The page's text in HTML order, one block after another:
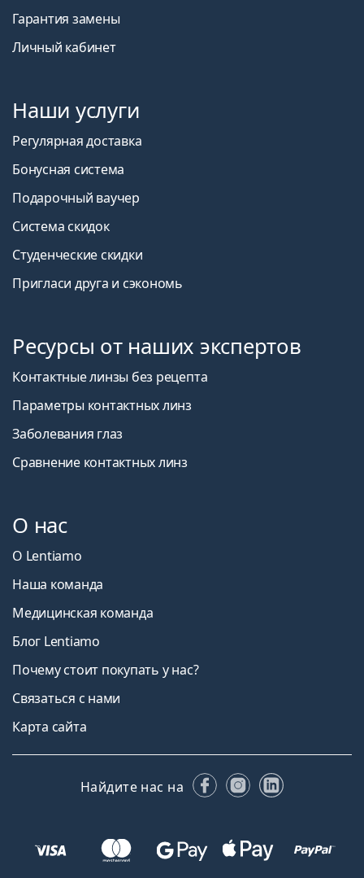
Гарантия замены
Личный кабинет
Наши услуги
Регулярная доставка
Бонусная система
Подарочный ваучер
Система скидок
Студенческие скидки
Пригласи друга и сэкономь
Ресурсы от наших экспертов
Контактные линзы без рецепта
Параметры контактных линз
Заболевания глаз
Сравнение контактных линз
О нас
О Lentiamo
Наша команда
Медицинская команда
Блог Lentiamo
Почему стоит покупать у нас?
Связаться с нами
Карта сайта
Найдите нас на FacebookInstagram
LinkedIn